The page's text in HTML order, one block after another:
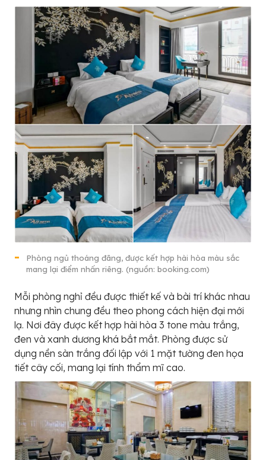
Phòng ngủ thoáng đãng, được kết hợp hài hòa màu sắc
mang lại điểm nhấn riêng. (nguồn: booking.com)
Mỗi phòng nghỉ đều được thiết kế và bài trí khác nhau
nhưng nhìn chung đều theo phong cách hiện đại mới
lạ. Nơi đây được kết hợp hài hòa 3 tone màu trắng,
đen và xanh dương khá bắt mắt. Phòng được sử
dụng nền sàn trắng đối lập với 1 mặt tường đen họa
tiết cây cối, mang lại tính thẩm mĩ cao.